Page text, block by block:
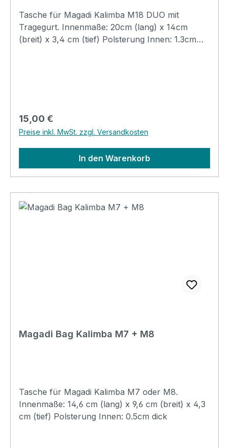
Tasche für Magadi Kalimba M18 DUO mit
Tragegurt. Innenmaße: 20cm (lang) x 14cm
(breit) x 3,4 cm (tief) Polsterung Innen: 1.3cm
Regulärer Preis:
15,00 €
Preise inkl. MwSt. zzgl. Versandkosten
In den Warenkorb
Magadi Bag Kalimba M7 + M8
Tasche für Magadi Kalimba M7 oder M8.
Innenmaße: 14,6 cm (lang) x 9,6 cm (breit) x 4,3
cm (tief) Polsterung Innen: 0.5cm dick